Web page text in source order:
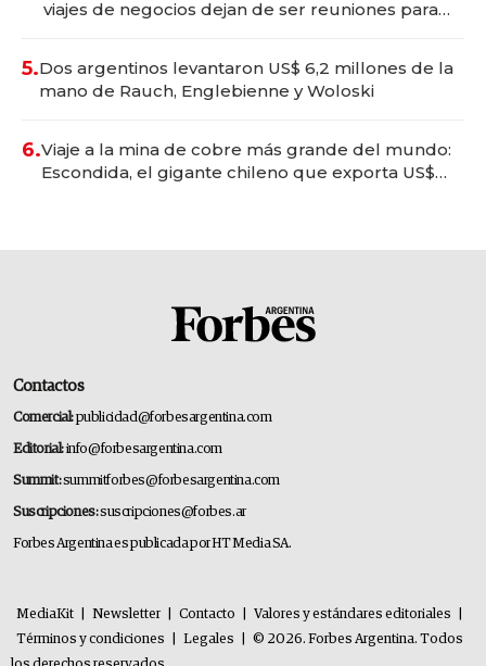
viajes de negocios dejan de ser reuniones para
5.Dos argentinos levantaron US$ 6,2 millones de la
mano de Rauch, Englebienne y Woloski
6.Viaje a la mina de cobre más grande del mundo:
Escondida, el gigante chileno que exporta US$
Contactos
Comercial:publicidad@forbesargentina.com
Editorial:info@forbesargentina.com
Summit:summitforbes@forbesargentina.com
Suscripciones:suscripciones@forbes.ar
Forbes Argentina es publicada por HT Media SA.
MediaKit Newsletter Contacto Valores y estándares editoriales
Términos y condiciones
Legales
© 2026. Forbes Argentina. Todos